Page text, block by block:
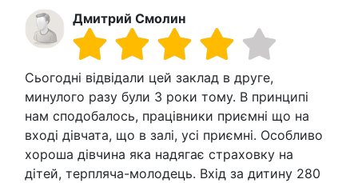
Дмитрий Смолин
Сьогодні відвідали цей заклад в друге,
минулого разу були 3 роки тому. В принципі
нам сподобалось, працівники приємні що на
вході дівчата, що в залі, усі приємні. Особливо
хороша дівчина яка надягає страховку на
дітей, терпляча-молодець. Вхід за дитину 280